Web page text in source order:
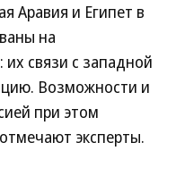
Аравия и Египет в
на
связи с западной
Возможности и
при этом
эксперты.